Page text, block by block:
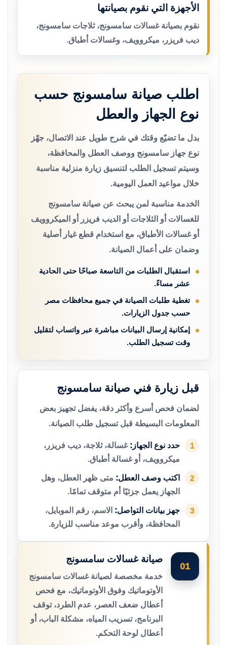
الأجهزة التي نقوم بصيانتها
نقوم بصيانة غسالات سامسونج، ثلاجات سامسونج،
ديب فريزر، ميكروويف، وغسالات أطباق.
اطلب صيانة سامسونج حسب
نوع الجهاز والعطل
بدل ما تضيّع وقتك في شرح طويل عند الاتصال، جهّز
نوع جهاز سامسونج ووصف العطل والمحافظة،
وسيتم تسجيل الطلب لتنسيق زيارة منزلية مناسبة
خلال مواعيد العمل اليومية.
الخدمة مناسبة لمن يبحث عن صيانة سامسونج
للغسالات أو الثلاجات أو الديب فريزر أو الميكروويف
أو غسالات الأطباق، مع استخدام قطع غيار أصلية
وضمان على أعمال الصيانة.
استقبال الطلبات من التاسعة صباحًا حتى الحادية
عشر مساءً.
تغطية طلبات الصيانة في جميع محافظات مصر
حسب جدول الزيارات.
إمكانية إرسال البيانات مباشرة عبر واتساب لتقليل
وقت تسجيل الطلب.
قبل زيارة فني صيانة سامسونج
لضمان فحص أسرع وأكثر دقة، يفضل تجهيز بعض
المعلومات البسيطة قبل تسجيل طلب الصيانة.
1 حدد نوع الجهاز: غسالة، ثلاجة، ديب فريزر،
ميكروويف، أو غسالة أطباق.
2 اكتب وصف العطل: متى ظهر العطل، وهل
الجهاز يعمل جزئيًا أم متوقف تمامًا.
3 جهز بيانات التواصل: الاسم، رقم الموبايل،
المحافظة، وأقرب موعد مناسب للزيارة.
01
صيانة غسالات سامسونج
خدمة مخصصة لصيانة غسالات سامسونج
الأوتوماتيك وفوق الأوتوماتيك، مع فحص
أعطال ضعف العصر، عدم الطرد، توقف
البرنامج، تسريب المياه، مشكلة الباب، أو
أعطال لوحة التحكم.